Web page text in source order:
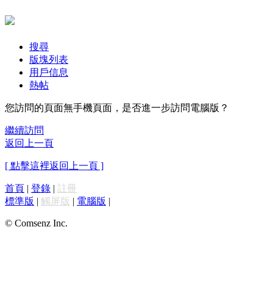
搜尋
版塊列表
用戶信息
熱帖
您訪問的頁面無手機頁面，是否進一步訪問電腦版？
繼續訪問
返回上一頁
[ 點擊這裡返回上一頁 ]
首頁 | 登錄 | 註冊
標準版 | 觸屏版 | 電腦版 |
© Comsenz Inc.